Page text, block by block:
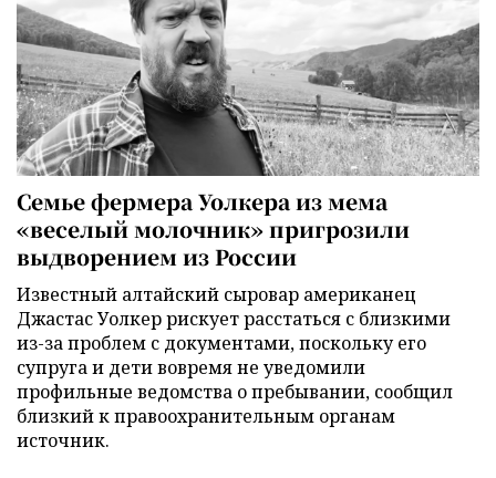
Семье фермера Уолкера из мема
«веселый молочник» пригрозили
выдворением из России
Известный алтайский сыровар американец
Джастас Уолкер рискует расстаться с близкими
из-за проблем с документами, поскольку его
супруга и дети вовремя не уведомили
профильные ведомства о пребывании, сообщил
близкий к правоохранительным органам
источник.